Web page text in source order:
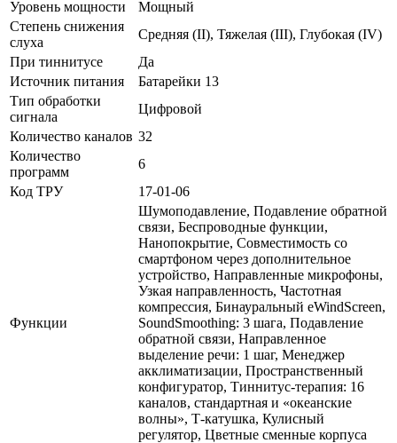
Уровень мощности
Мощный
Степень снижения
слуха
Средняя (II), Тяжелая (III), Глубокая (IV)
При тиннитусе
Да
Источник питания
Батарейки 13
Тип обработки
сигнала
Цифровой
Количество каналов 32
Количество
программ
6
Код ТРУ
17-01-06
Функции
Шумоподавление, Подавление обратной
связи, Беспроводные функции,
Нанопокрытие, Совместимость со
смартфоном через дополнительное
устройство, Направленные микрофоны,
Узкая направленность, Частотная
компрессия, Бинауральный eWindScreen,
SoundSmoothing: 3 шага, Подавление
обратной связи, Направленное
выделение речи: 1 шаг, Менеджер
акклиматизации, Пространственный
конфигуратор, Тиннитус-терапия: 16
каналов, стандартная и «океанские
волны», Т-катушка, Кулисный
регулятор, Цветные сменные корпуса